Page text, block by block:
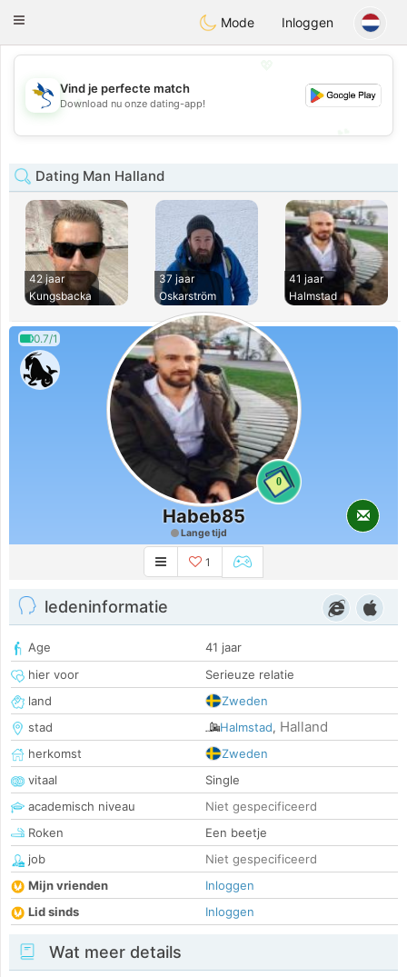
SvenskaDating
Toggle
Mode Inloggen
💖
💕
Vind je perfecte match
Download nu onze dating-app!
Dating Man Halland
42 jaar
Kungsbacka
37 jaar
Oskarström
41 jaar
Halmstad
0.7/1
0
Habeb85
Lange tijd
1
ledeninformatie
Age
41 jaar
hier voor
Serieuze relatie
land
Zweden
stad
Halmstad, Halland
herkomst
Zweden
vitaal
Single
academisch niveau
Niet gespecificeerd
Roken
Een beetje
job
Niet gespecificeerd
Mijn vrienden
Inloggen
Lid sinds
Inloggen
Wat meer details